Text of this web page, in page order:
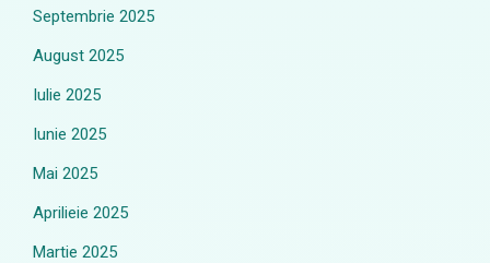
Septembrie 2025
August 2025
Iulie 2025
Iunie 2025
Mai 2025
Aprilieie 2025
Martie 2025